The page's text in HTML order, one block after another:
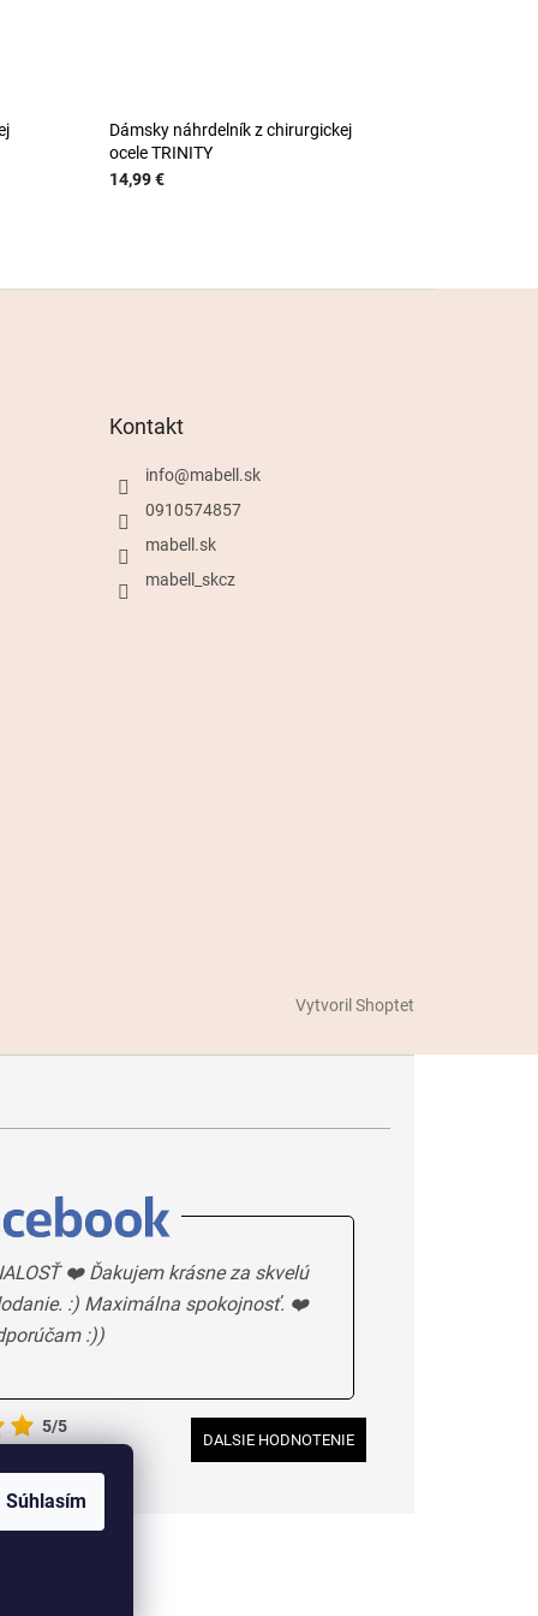
Súhlasím
Dámsky náhrdelník z chirurgickej
ocele TRINITY
14,99 €
Kontakt
info@mabell.sk
0910574857
mabell.sk
mabell_skcz
Vytvoril Shoptet
❤️ Ďakujem krásne za skvelú
:) Maximálna spokojnosť. ❤️
:))
5/5
DALSIE HODNOTENIE